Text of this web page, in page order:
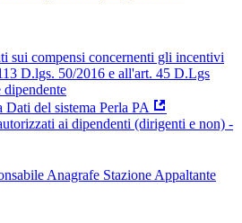
sui compensi concernenti gli incentivi
D.lgs. 50/2016 e all'art. 45 D.Lgs
dipendente
del sistema Perla PA
ai dipendenti (dirigenti e non) -
Anagrafe Stazione Appaltante